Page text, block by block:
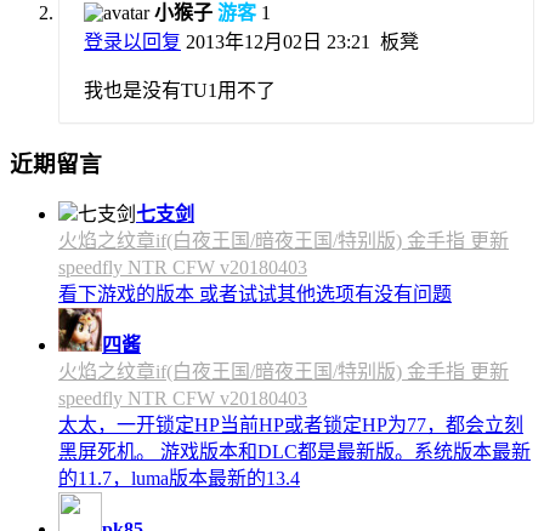
小猴子 游客 1
登录以回复 2013年12月02日 23:21 板凳
我也是没有TU1用不了
近期留言
七支剑
火焰之纹章if(白夜王国/暗夜王国/特别版) 金手指 更新
speedfly NTR CFW v20180403
看下游戏的版本 或者试试其他选项有没有问题
四酱
火焰之纹章if(白夜王国/暗夜王国/特别版) 金手指 更新
speedfly NTR CFW v20180403
太太，一开锁定HP当前HP或者锁定HP为77，都会立刻
黑屏死机。 游戏版本和DLC都是最新版。系统版本最新
的11.7，luma版本最新的13.4